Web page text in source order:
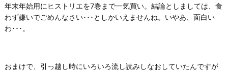
年末年始用にヒストリエを7巻まで一気買い。結論としましては、食
わず嫌いでごめんなさい･･･としかいえませんね。いやあ、面白い
わ･･･。
おまけで、引っ越し時にいろいろ流し読みしなおしていたんですが